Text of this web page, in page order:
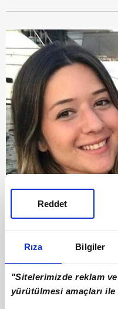
Rıza Bilgiler
"Sitelerimizde reklam
yürütülmesi amaçları ile
Reddet
İLK EŞİ SEDA